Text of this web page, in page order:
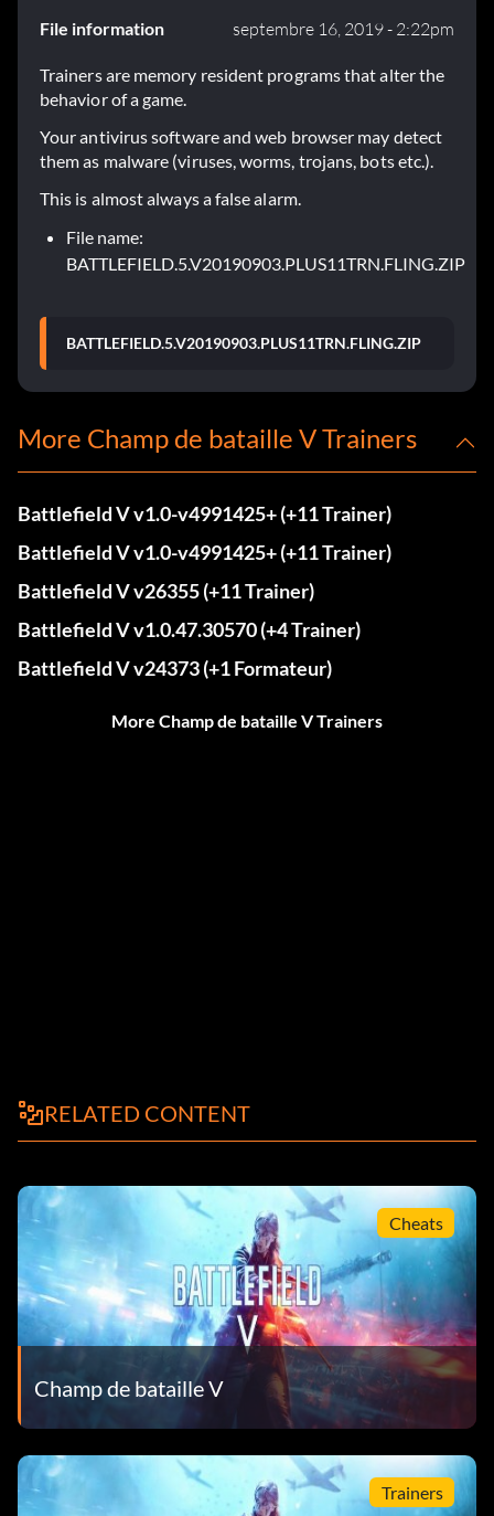
File information septembre 16, 2019 - 2:22pm
Trainers are memory resident programs that alter the
behavior of a game.
Your antivirus software and web browser may detect
them as malware (viruses, worms, trojans, bots etc.).
This is almost always a false alarm.
File name:
BATTLEFIELD.5.V20190903.PLUS11TRN.FLING.ZIP
BATTLEFIELD.5.V20190903.PLUS11TRN.FLING.ZIP
More Champ de bataille V Trainers
Battlefield V v1.0-v4991425+ (+11 Trainer)
Battlefield V v1.0-v4991425+ (+11 Trainer)
Battlefield V v26355 (+11 Trainer)
Battlefield V v1.0.47.30570 (+4 Trainer)
Battlefield V v24373 (+1 Formateur)
More Champ de bataille V Trainers
RELATED CONTENT
Cheats
Champ de bataille V
Trainers